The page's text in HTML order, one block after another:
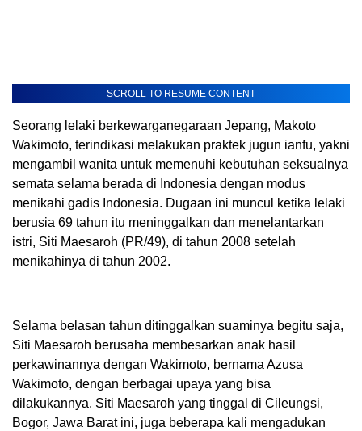
SCROLL TO RESUME CONTENT
Seorang lelaki berkewarganegaraan Jepang, Makoto
Wakimoto, terindikasi melakukan praktek jugun ianfu, yakni
mengambil wanita untuk memenuhi kebutuhan seksualnya
semata selama berada di Indonesia dengan modus
menikahi gadis Indonesia. Dugaan ini muncul ketika lelaki
berusia 69 tahun itu meninggalkan dan menelantarkan
istri, Siti Maesaroh (PR/49), di tahun 2008 setelah
menikahinya di tahun 2002.
Selama belasan tahun ditinggalkan suaminya begitu saja,
Siti Maesaroh berusaha membesarkan anak hasil
perkawinannya dengan Wakimoto, bernama Azusa
Wakimoto, dengan berbagai upaya yang bisa
dilakukannya. Siti Maesaroh yang tinggal di Cileungsi,
Bogor, Jawa Barat ini, juga beberapa kali mengadukan